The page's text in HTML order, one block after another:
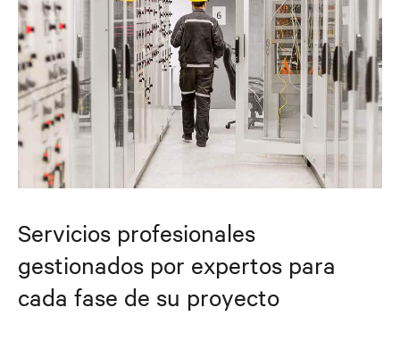
Servicios profesionales
gestionados por expertos para
cada fase de su proyecto